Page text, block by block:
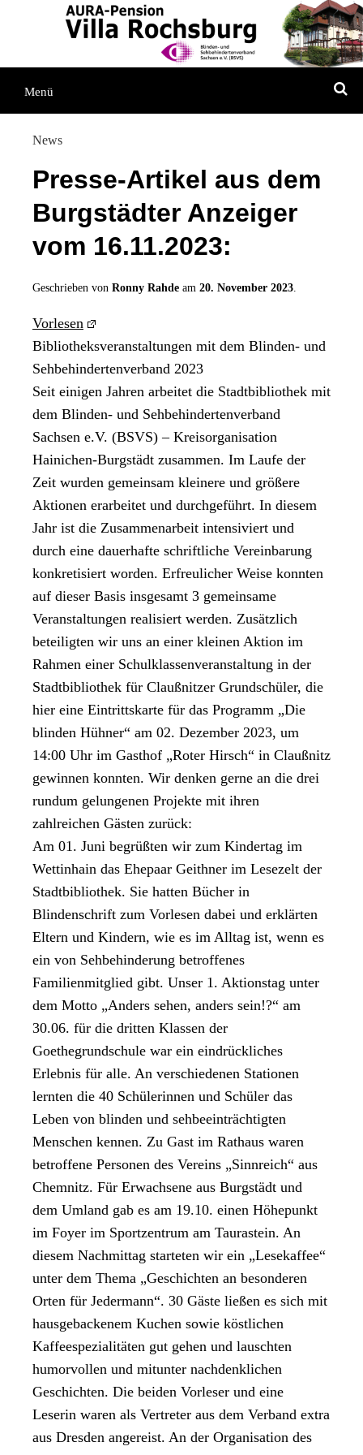
Menü
News
Presse-Artikel aus dem
Burgstädter Anzeiger
vom 16.11.2023:
Geschrieben von Ronny Rahde am 20. November 2023
Vorlesen
Bibliotheksveranstaltungen mit dem Blinden- und
Sehbehindertenverband 2023
Seit einigen Jahren arbeitet die Stadtbibliothek mit
dem Blinden- und Sehbehindertenverband
Sachsen e.V. (BSVS) – Kreisorganisation
Hainichen-Burgstädt zusammen. Im Laufe der
Zeit wurden gemeinsam kleinere und größere
Aktionen erarbeitet und durchgeführt. In diesem
Jahr ist die Zusammenarbeit intensiviert und
durch eine dauerhafte schriftliche Vereinbarung
konkretisiert worden. Erfreulicher Weise konnten
auf dieser Basis insgesamt 3 gemeinsame
Veranstaltungen realisiert werden. Zusätzlich
beteiligten wir uns an einer kleinen Aktion im
Rahmen einer Schulklassenveranstaltung in der
Stadtbibliothek für Claußnitzer Grundschüler, die
hier eine Eintrittskarte für das Programm „Die
blinden Hühner“ am 02. Dezember 2023, um
14:00 Uhr im Gasthof „Roter Hirsch“ in Claußnitz
gewinnen konnten. Wir denken gerne an die drei
rundum gelungenen Projekte mit ihren
zahlreichen Gästen zurück:
Am 01. Juni begrüßten wir zum Kindertag im
Wettinhain das Ehepaar Geithner im Lesezelt der
Stadtbibliothek. Sie hatten Bücher in
Blindenschrift zum Vorlesen dabei und erklärten
Eltern und Kindern, wie es im Alltag ist, wenn es
ein von Sehbehinderung betroffenes
Familienmitglied gibt. Unser 1. Aktionstag unter
dem Motto „Anders sehen, anders sein!?“ am
30.06. für die dritten Klassen der
Goethegrundschule war ein eindrückliches
Erlebnis für alle. An verschiedenen Stationen
lernten die 40 Schülerinnen und Schüler das
Leben von blinden und sehbeeinträchtigten
Menschen kennen. Zu Gast im Rathaus waren
betroffene Personen des Vereins „Sinnreich“ aus
Chemnitz. Für Erwachsene aus Burgstädt und
dem Umland gab es am 19.10. einen Höhepunkt
im Foyer im Sportzentrum am Taurastein. An
diesem Nachmittag starteten wir ein „Lesekaffee“
unter dem Thema „Geschichten an besonderen
Orten für Jedermann“. 30 Gäste ließen es sich mit
hausgebackenem Kuchen sowie köstlichen
Kaffeespezialitäten gut gehen und lauschten
humorvollen und mitunter nachdenklichen
Geschichten. Die beiden Vorleser und eine
Leserin waren als Vertreter aus dem Verband extra
aus Dresden angereist. An der Organisation des